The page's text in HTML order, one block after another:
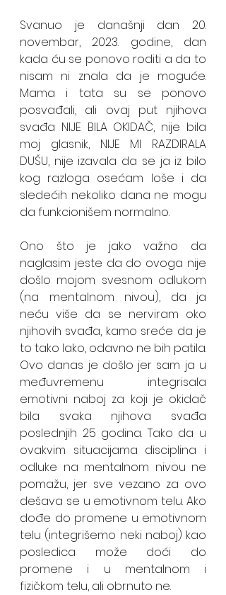
Svanuo je današnji dan 20.
novembar, 2023. godine, dan
kada ću se ponovo roditi a da to
nisam ni znala da je moguće.
Mama i tata su se ponovo
posvađali, ali ovaj put njihova
svađa NIJE BILA OKIDAČ, nije bila
moj glasnik, NIJE MI RAZDIRALA
DUŠU, nije izavala da se ja iz bilo
kog razloga osećam loše i da
sledećih nekoliko dana ne mogu
da funkcionišem normalno.
Ono što je jako važno da
naglasim jeste da do ovoga nije
došlo mojom svesnom odlukom
(na mentalnom nivou), da ja
neću više da se nerviram oko
njihovih svađa, kamo sreće da je
to tako lako, odavno ne bih patila.
Ovo danas je došlo jer sam ja u
međuvremenu integrisala
emotivni naboj za koji je okidač
bila svaka njihova svađa
poslednjih 25 godina. Tako da u
ovakvim situacijama disciplina i
odluke na mentalnom nivou ne
pomažu, jer sve vezano za ovo
dešava se u emotivnom telu. Ako
dođe do promene u emotivnom
telu (integrišemo neki naboj) kao
posledica može doći do
promene i u mentalnom i
fizičkom telu, ali obrnuto ne.